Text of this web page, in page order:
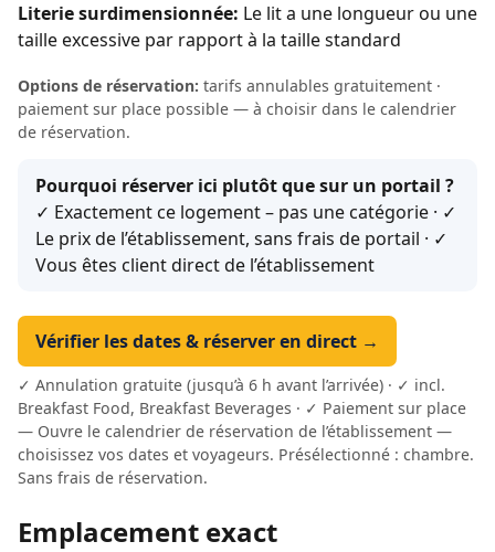
Literie surdimensionnée: Le lit a une longueur ou une
taille excessive par rapport à la taille standard
Options de réservation: tarifs annulables gratuitement ·
paiement sur place possible — à choisir dans le calendrier
de réservation.
Pourquoi réserver ici plutôt que sur un portail ?
✓ Exactement ce logement – pas une catégorie · ✓
Le prix de l’établissement, sans frais de portail · ✓
Vous êtes client direct de l’établissement
Vérifier les dates & réserver en direct →
✓ Annulation gratuite (jusqu’à 6 h avant l’arrivée) · ✓ incl.
Breakfast Food, Breakfast Beverages · ✓ Paiement sur place
— Ouvre le calendrier de réservation de l’établissement —
choisissez vos dates et voyageurs. Présélectionné : chambre.
Sans frais de réservation.
Emplacement exact